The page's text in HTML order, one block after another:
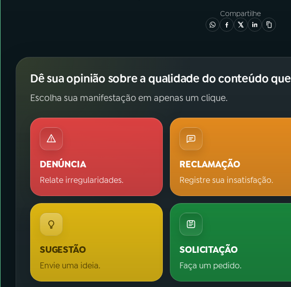
Compartilhe
Dê sua opinião sobre a qualidade do conteúdo
Escolha sua manifestação em apenas um clique.
DENÚNCIA
Relate irregularidades.
RECLAMAÇÃO
Registre sua insatisfação.
SUGESTÃO
Envie uma ideia.
SOLICITAÇÃO
Faça um pedido.